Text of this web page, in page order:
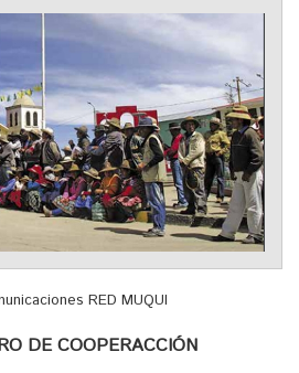
RED MUQUI
DE COOPERACCIÓN